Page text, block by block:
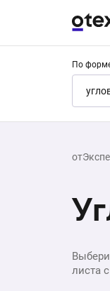
По
листа